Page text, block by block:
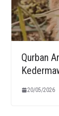
Qurban
20/05/2026